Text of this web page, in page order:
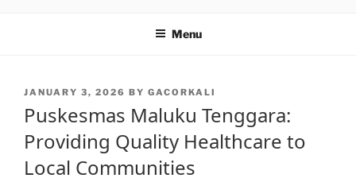
Menu
POSTED
JANUARY 3, 2026 BY GACORKALI
Puskesmas Maluku Tenggara:
Providing Quality Healthcare to
Local Communities